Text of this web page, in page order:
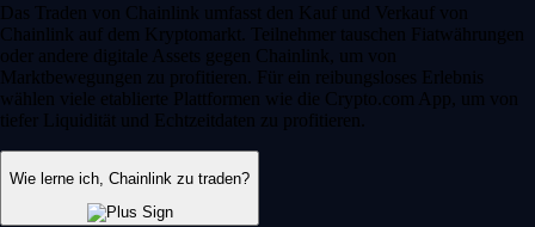
Das Traden von Chainlink umfasst den Kauf und Verkauf von
Chainlink auf dem Kryptomarkt. Teilnehmer tauschen Fiatwährungen
oder andere digitale Assets gegen Chainlink, um von
Marktbewegungen zu profitieren. Für ein reibungsloses Erlebnis
wählen viele etablierte Plattformen wie die Crypto.com App, um von
tiefer Liquidität und Echtzeitdaten zu profitieren.
Wie lerne ich, Chainlink zu traden?